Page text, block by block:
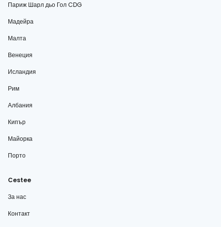
Париж Шарл дьо Гол CDG
Мадейра
Малта
Венеция
Исландия
Рим
Албания
Кипър
Майорка
Порто
Cestee
За нас
Контакт